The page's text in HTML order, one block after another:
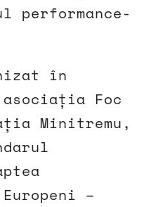
performance-
în
Foc
Minitremu,
–